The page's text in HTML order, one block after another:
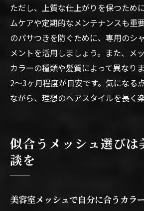
ただし、上質な仕上がりを保つため
ムケアや定期的なメンテナンスも重
のパサつきを防ぐために、専用のシ
メントを活用しましょう。また、メ
カラーの種類や髪質によって異なり
2〜3ヶ月程度が目安です。気になる
ながら、理想のヘアスタイルを長く
似合うメッシュ選びは
談を
美容室メッシュで自分に合うカラ